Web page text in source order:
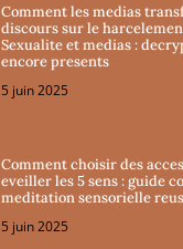
Comment les medias
discours sur le
Sexualite et medias :
encore presents
5 juin 2025
Comment choisir des
eveiller les 5 sens : guide
meditation sensorielle
5 juin 2025